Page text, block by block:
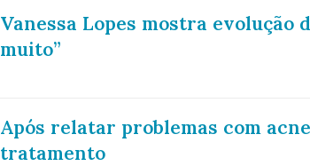
Vanessa Lopes mostra evolução
muito”
Após relatar problemas com
tratamento